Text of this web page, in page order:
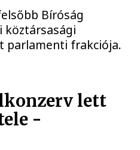
Bíróság
köztársasági
parlamenti frakciója.
lett
-